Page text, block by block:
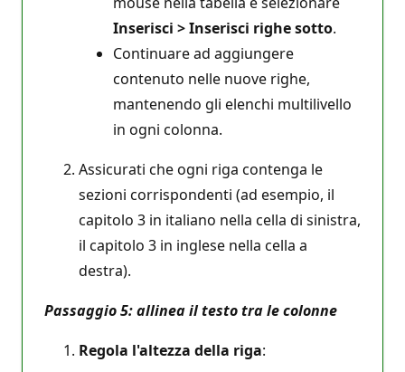
Inserisci > Inserisci righe sotto.
Continuare ad aggiungere
contenuto nelle nuove righe,
mantenendo gli elenchi multilivello
in ogni colonna.
Assicurati che ogni riga contenga le
sezioni corrispondenti (ad esempio, il
capitolo 3 in italiano nella cella di sinistra,
il capitolo 3 in inglese nella cella a
destra).
Passaggio 5: allinea il testo tra le colonne
Regola l'altezza della riga: